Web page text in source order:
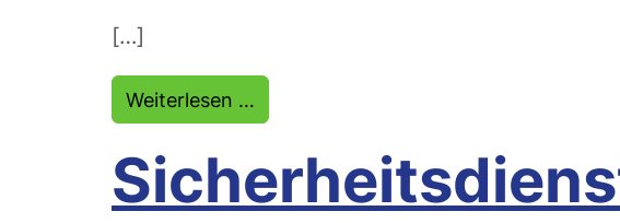
[…]
Weiterlesen …